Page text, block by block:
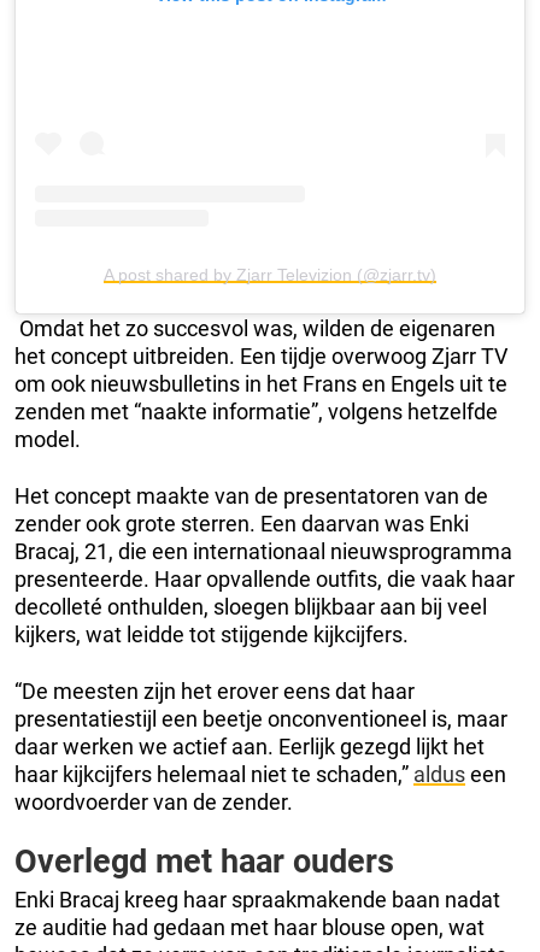
A post shared by Zjarr Televizion (@zjarr.tv)
Omdat het zo succesvol was, wilden de eigenaren
het concept uitbreiden. Een tijdje overwoog Zjarr TV
om ook nieuwsbulletins in het Frans en Engels uit te
zenden met “naakte informatie”, volgens hetzelfde
model.
Het concept maakte van de presentatoren van de
zender ook grote sterren. Een daarvan was Enki
Bracaj, 21, die een internationaal nieuwsprogramma
presenteerde. Haar opvallende outfits, die vaak haar
decolleté onthulden, sloegen blijkbaar aan bij veel
kijkers, wat leidde tot stijgende kijkcijfers.
“De meesten zijn het erover eens dat haar
presentatiestijl een beetje onconventioneel is, maar
daar werken we actief aan. Eerlijk gezegd lijkt het
haar kijkcijfers helemaal niet te schaden,” alduseen
woordvoerder van de zender.
Overlegd met haar ouders
Enki Bracaj kreeg haar spraakmakende baan nadat
ze auditie had gedaan met haar blouse open, wat